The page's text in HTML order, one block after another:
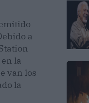
a
la
van los
la